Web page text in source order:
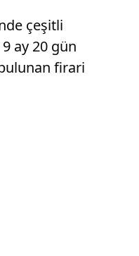
çeşitli
ay 20 gün
firari